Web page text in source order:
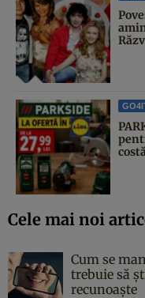
Cele mai noi
Cum se
trebuie să
recunoaște